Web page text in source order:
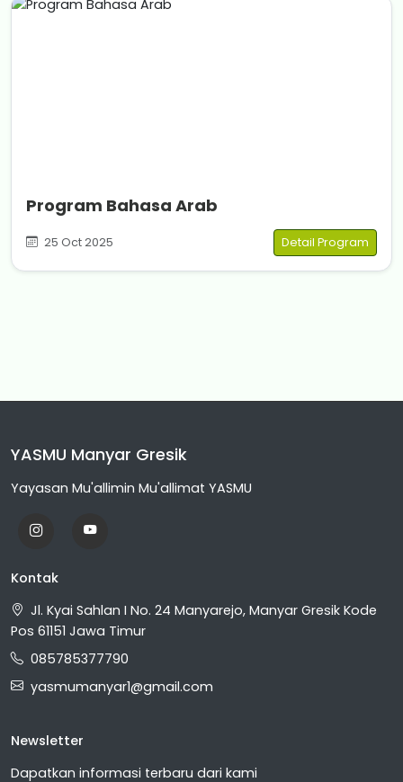
Program Bahasa Arab
25 Oct 2025 Detail Program
YASMU Manyar Gresik
Yayasan Mu'allimin Mu'allimat YASMU
Kontak
Jl. Kyai Sahlan I No. 24 Manyarejo, Manyar Gresik Kode
Pos 61151 Jawa Timur
085785377790
yasmumanyar1@gmail.com
Newsletter
Dapatkan informasi terbaru dari kami